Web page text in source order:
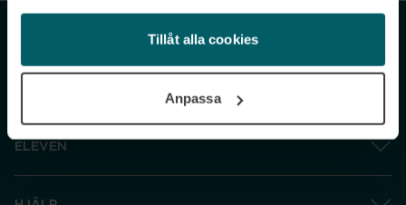
och gå vidare” accepterar du samtliga cookies medan du
under ”Inställningar” kan anpassa användningen av
cookies. Du kan återkalla ditt samtycke när som helst.
Tillåt alla cookies
Anpassa
ELEVEN